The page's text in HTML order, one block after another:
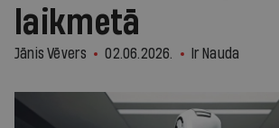
laikmetā
Jānis Vēvers 02.06.2026. Ir Nauda